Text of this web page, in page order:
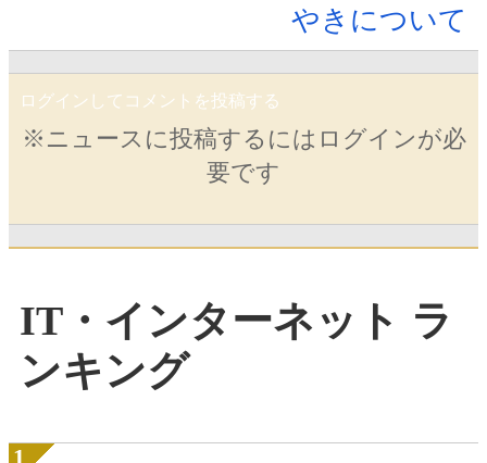
やきについて
ログインしてコメントを投稿する
※ニュースに投稿するにはログインが必
要です
IT・インターネット ラ
ンキング